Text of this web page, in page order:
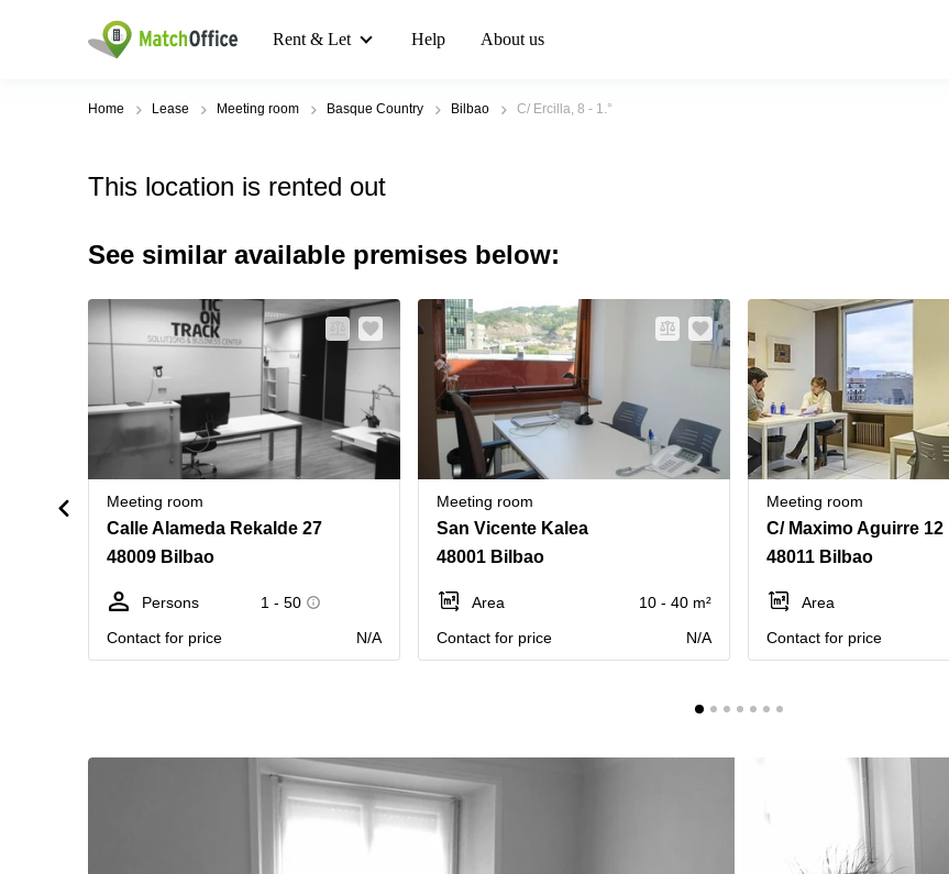
Rent & Let Help About us
Home Lease Meeting room Basque Country Bilbao C/ Ercilla, 8 - 1.°
This location is rented out
See similar available premises below:
Meeting room
Calle Alameda Rekalde 27
48009 Bilbao
Persons
1 - 50
Contact for price
N/A
Meeting room
San Vicente Kalea
48001 Bilbao
Area
10 - 40 m²
Contact for price
N/A
Meeting room
C/ Maximo Aguirre 12
48011 Bilbao
Area
Contact for price